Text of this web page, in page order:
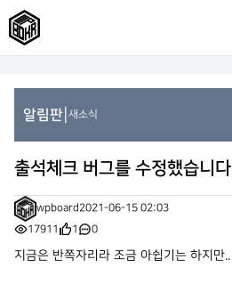
알림판 새소식
출석체크 버그를 수정했습니다
wpboard2021-06-15 02:03
17911
1 0
지금은 반쪽자리라 조금 아쉽기는 하지만..